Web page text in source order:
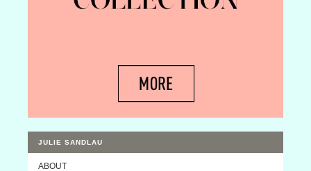
JULIE SANDLAU
ABOUT